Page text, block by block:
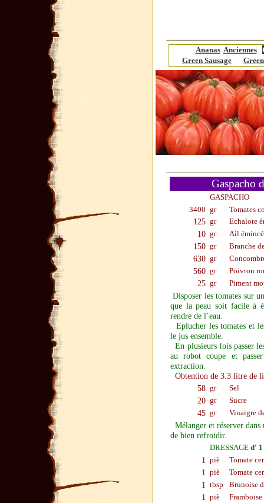
Ananas Anciennes
Green Sausage
Gaspacho
GASPACHO
3400 gr Tomates
125 gr Echalote
10 gr Ail émincé
150 gr Branche
630 gr
560 gr Poivron
25 gr Piment
Disposer les tomates sur
que la peau soit facile à
rendre de l’eau.
Eplucher les tomates et
le jus ensemble.
En plusieurs fois passer
au robot coupe et
extraction.
Obtention de 3.3 litre de
58 gr Sel
20 gr Sucre
45 gr Vinaigre
Mélanger et réserver
de bien refroidir.
DRESSAGE d'
1 piè Tomate
1 piè Tomate
1 tbsp Brunoise
1 piè Framboise